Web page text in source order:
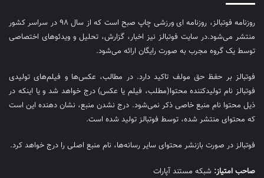
روزنامه فوتبالز، روزنامه ای ورزشی چاپ صبح است که از سال ۹۸ در سراسر کشور
منتشر می‌شود.در سایت فوتبالز نیز اخبار، گزارش، تحلیل و ویدئوهای اختصاصی
توسط یک گروه مجرب به صورت رایگان ارائه می‌شود.
فوتبالز بر حفظ حق مولف تاکید دارد. در مطالب، عکس‌ها و فیلم‌های تولیدی
فوتبالز نام تولیدکننده محتوا(مطلب، فیلم یا عکس) درج خواهد شد و یا اینکه در
ذیل محتوا نام منبع خاصی ذکر نمی‌‎شود. درج نشدن منبع، نشان دهنده این است
که محتوای منتشر شده، توسط فوتبالز تولید شده است.
فوتبالز در صورت بازنشر محتوای سایر رسانه‌ها، نام منبع اصلی را درج خواهد کرد.
صاحب امتیاز: شبکه مستند آپارات